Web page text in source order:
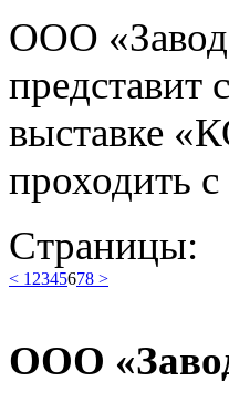
ООО «Завод
представит
выставке
проходить
Страницы:
< 1 2345678 >
ООО